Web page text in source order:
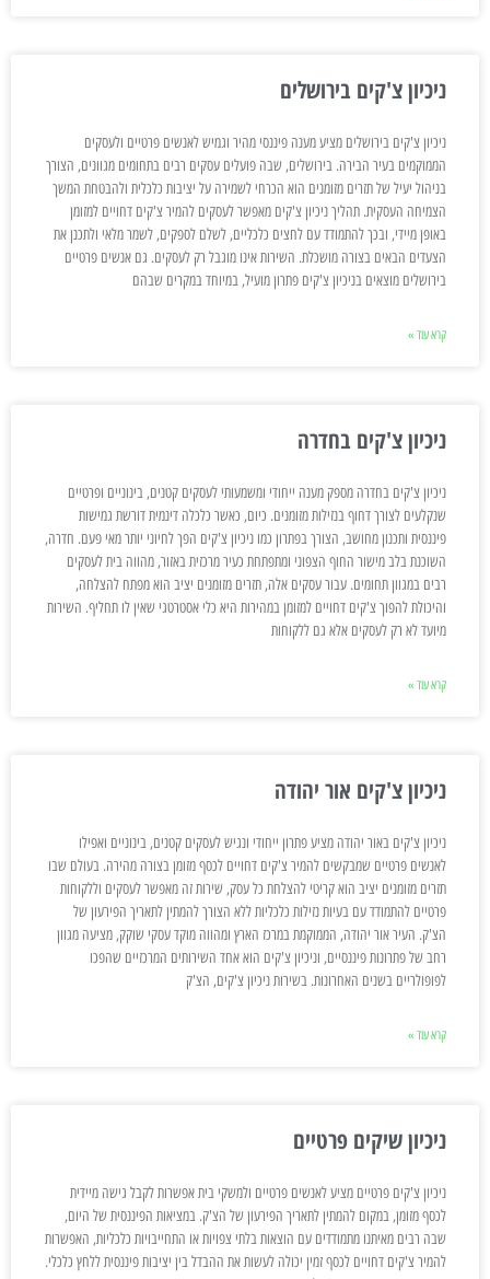
ניכיון צ'קים בירושלים
ניכיון צ'קים בירושלים מציע מענה פיננסי מהיר וגמיש לאנשים פרטיים ולעסקים
הממוקמים בעיר הבירה. בירושלים, שבה פועלים עסקים רבים בתחומים מגוונים, הצורך
בניהול יעיל של תזרים מזומנים הוא הכרחי לשמירה על יציבות כלכלית ולהבטחת המשך
הצמיחה העסקית. תהליך ניכיון צ'קים מאפשר לעסקים להמיר צ'קים דחויים למזומן
באופן מיידי, ובכך להתמודד עם לחצים כלכליים, לשלם לספקים, לשמר מלאי ולתכנן את
הצעדים הבאים בצורה מושכלת. השירות אינו מוגבל רק לעסקים. גם אנשים פרטיים
בירושלים מוצאים בניכיון צ'קים פתרון מועיל, במיוחד במקרים שבהם
קרא עוד »
ניכיון צ'קים בחדרה
ניכיון צ'קים בחדרה מספק מענה ייחודי ומשמעותי לעסקים קטנים, בינוניים ופרטיים
שנקלעים לצורך דחוף בנזילות מזומנים. כיום, כאשר כלכלה דינמית דורשת גמישות
פיננסית ותכנון מחושב, הצורך בפתרון כמו ניכיון צ'קים הפך לחיוני יותר מאי פעם. חדרה,
השוכנת בלב מישור החוף הצפוני ומתפתחת כעיר מרכזית באזור, מהווה בית לעסקים
רבים במגוון תחומים. עבור עסקים אלה, תזרים מזומנים יציב הוא מפתח להצלחה,
והיכולת להפוך צ'קים דחויים למזומן במהירות היא כלי אסטרטגי שאין לו תחליף. השירות
מיועד לא רק לעסקים אלא גם ללקוחות
קרא עוד »
ניכיון צ'קים אור יהודה
ניכיון צ'קים באור יהודה מציע פתרון ייחודי ונגיש לעסקים קטנים, בינוניים ואפילו
לאנשים פרטיים שמבקשים להמיר צ'קים דחויים לכסף מזומן בצורה מהירה. בעולם שבו
תזרים מזומנים יציב הוא קריטי להצלחת כל עסק, שירות זה מאפשר לעסקים וללקוחות
פרטיים להתמודד עם בעיות נזילות כלכליות ללא הצורך להמתין לתאריך הפירעון של
הצ'ק. העיר אור יהודה, הממוקמת במרכז הארץ ומהווה מוקד עסקי שוקק, מציעה מגוון
רחב של פתרונות פיננסיים, וניכיון צ'קים הוא אחד השירותים המרכזיים שהפכו
לפופולריים בשנים האחרונות. בשירות ניכיון צ'קים, הצ'ק
קרא עוד »
ניכיון שיקים פרטיים
ניכיון צ'קים פרטיים מציע לאנשים פרטיים ולמשקי בית אפשרות לקבל גישה מיידית
לכסף מזומן, במקום להמתין לתאריך הפירעון של הצ'ק. במציאות הפיננסית של היום,
שבה רבים מאיתנו מתמודדים עם הוצאות בלתי צפויות או התחייבויות כלכליות, האפשרות
להמיר צ'קים דחויים לכסף זמין יכולה לעשות את ההבדל בין יציבות פיננסית ללחץ כלכלי.